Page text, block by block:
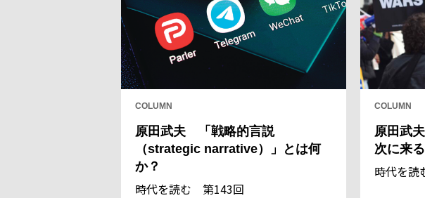
COLUMN
原田武夫 「戦略的言説
（strategic narrative）」とは何
か？
時代を読む 第143回
COLUMN
原田武
次に来
時代を